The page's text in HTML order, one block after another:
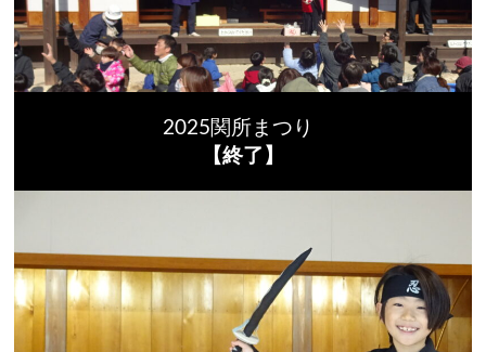
2025関所まつり
【終了】